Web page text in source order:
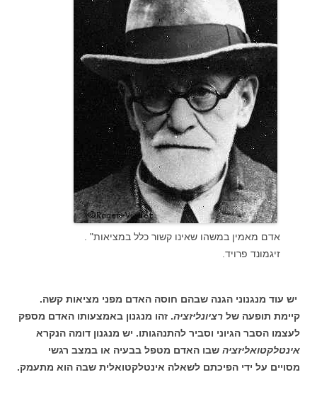
אדם מאמין במשהו שאינו קשור כלל במציאות" .
זיגמונד פרויד.
יש עוד מנגנוני הגנה שבהם חוסה האדם מפני מציאות קשה.
קיימת תופעה של רציונליזציה. זהו מנגנון באמצעותו האדם מספק
לעצמו הסבר הגיוני וסביר להתנהגותו. יש מנגנון דומה הנקרא
אינטלקטואליזציה שבו האדם מטפל בבעיה או במצב רגשי
מסויים על ידי הפיכתם לשאלה אינטלקטואלית שבה הוא מתעמק.